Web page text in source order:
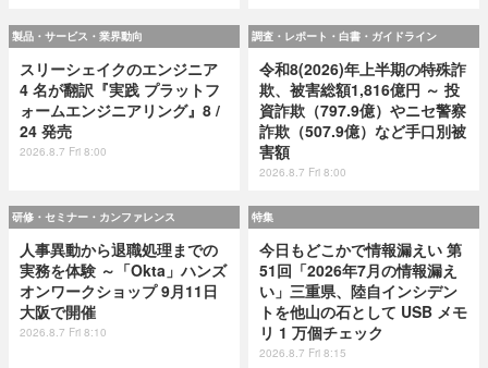
製品・サービス・業界動向
スリーシェイクのエンジニア
4 名が翻訳『実践 プラットフ
ォームエンジニアリング』8 /
24 発売
2026.8.7 Fri 8:00
調査・レポート・白書・ガイドライン
令和8(2026)年上半期の特殊詐
欺、被害総額1,816億円 ～ 投
資詐欺（797.9億）やニセ警察
詐欺（507.9億）など手口別被
害額
2026.8.7 Fri 8:00
研修・セミナー・カンファレンス
人事異動から退職処理までの
実務を体験 ～「Okta」ハンズ
オンワークショップ 9月11日
大阪で開催
2026.8.7 Fri 8:10
特集
今日もどこかで情報漏えい 第
51回「2026年7月の情報漏え
い」三重県、陸自インシデン
トを他山の石として USB メモ
リ 1 万個チェック
2026.8.7 Fri 8:15